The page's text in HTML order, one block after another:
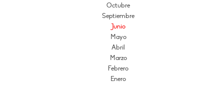
Octubre
Septiembre
Junio
Mayo
Abril
Marzo
Febrero
Enero